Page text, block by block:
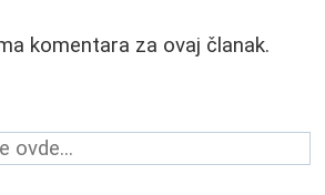
komentara za ovaj članak.